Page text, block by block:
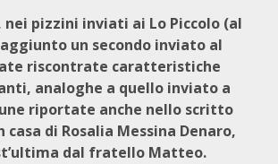
pizzini inviati ai Lo Piccolo (al
un secondo inviato al
riscontrate caratteristiche
analoghe a quello inviato a
riportate anche nello scritto
di Rosalia Messina Denaro,
dal fratello Matteo.